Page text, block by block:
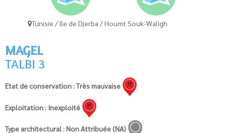
Tunisie / île de Djerba / Houmt Souk-Waligh
MAGEL
TALBI 3
Etat de conservation : Très mauvaise
Exploitation : Inexploité
Type architectural : Non Attribuée (NA)